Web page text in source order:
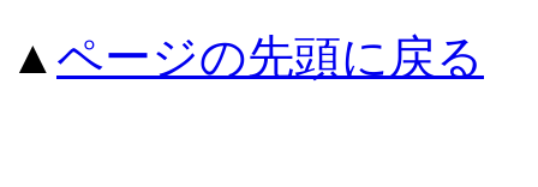
▲ ページの先頭に戻る